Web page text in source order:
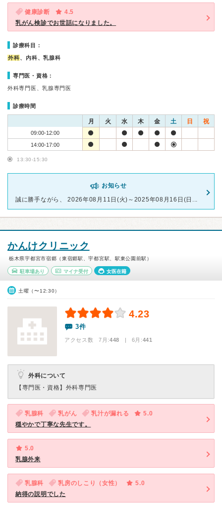
健康診断
4.5
乳がん検診でお世話になりました。
診療科目：
外科、内科、乳腺科
専門医・資格：
外科専門医、乳腺専門医
診療時間
月 火 水 木 金 土 日 祝
09:00-12:00
14:00-17:00
13:30-15:30
お知らせ
誠に勝手ながら、 2026年08月11日(火)～2025年08月16日(日...
かんけクリニック
栃木県宇都宮市宿郷（東宿郷駅、宇都宮駅、駅東公園前駅）
駐車場あり マイナ受付 女医在籍
土曜（〜12:30）
4.23
3件
アクセス数 7月:448 | 6月:441
外科について
【専門医・資格】 外科専門医
乳腺科 乳がん 乳汁が漏れる
5.0
穏やかで丁寧な先生です。
5.0
乳腺外来
乳腺科 乳房のしこり（女性）
5.0
納得の説明でした